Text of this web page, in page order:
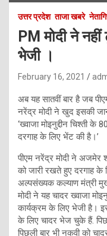
उत्तर प्रदेश ताजा खबरे
PM मोदी ने नहीं
भेजी ।
February 16, 2021
अब यह सातवीं बार है जब
नरेंद्र मोदी ने खुद इसकी
‘ख्वाजा मोइनुद्दीन चिश्ती
दरगाह के लिए भेंट की है।’
पीएम नरेंद्र मोदी ने अजमेर
को जारी रखते हुए दरगाह के
अल्पसंख्यक कल्याण मंत्री
मोदी ने यह चादर ख्वाजा
कार्यक्रम के लिए भेजी है।
के लिए चादर भेज चुके हैं.
पिछली बार भी नकवी को